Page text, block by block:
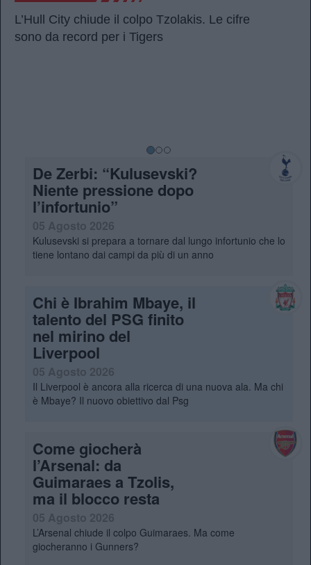
L’Hull City chiude il colpo Tzolakis. Le cifre
sono da record per i Tigers
De Zerbi: “Kulusevski?
Niente pressione dopo
l’infortunio”
Kulusevski si prepara a tornare dal lungo infortunio che lo
tiene lontano dai campi da più di un anno
Chi è Ibrahim Mbaye, il
talento del PSG finito
nel mirino del
Liverpool
05 Agosto 2026
Il Liverpool è ancora alla ricerca di una nuova ala. Ma chi
è Mbaye? Il nuovo obiettivo dal Psg
Come giocherà
l’Arsenal: da
Guimaraes a Tzolis,
ma il blocco resta
L’Arsenal chiude il colpo Guimaraes. Ma come
giocheranno i Gunners?